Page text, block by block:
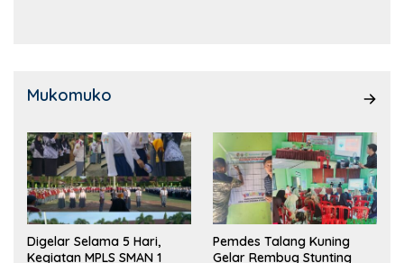
Mukomuko
Digelar Selama 5 Hari,
Kegiatan MPLS SMAN 1
Pemdes Talang Kuning
Gelar Rembug Stunting